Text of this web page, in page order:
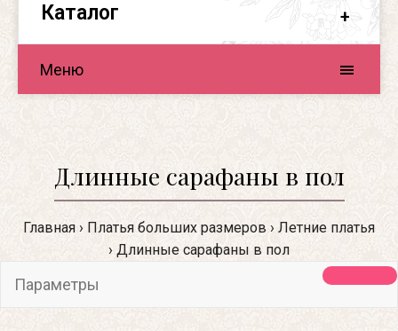
Каталог
Меню
Длинные сарафаны в пол
Главная Платья больших размеров
Летние платья
Длинные сарафаны в пол
Параметры